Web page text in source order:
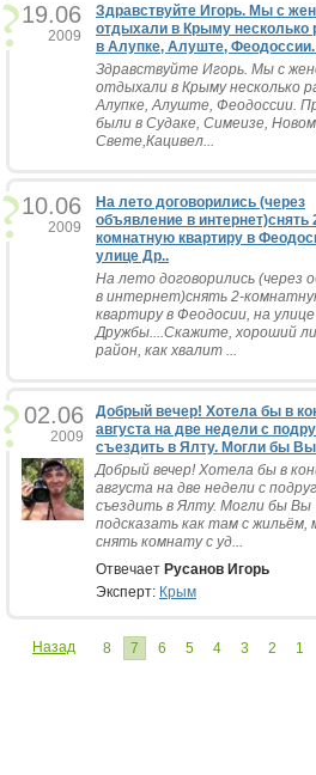
19.06
2009
Здравствуйте Игорь. Мы с
отдыхали в Крыму несколько
в Алупке, Алуште,
Здравствуйте Игорь. Мы с
отдыхали в Крыму несколько
Алупке, Алуште, Феодоссии.
были в Судаке, Симеизе, Новом
Свете,Кацивел...
10.06
2009
На лето договорились (через
объявление в интернет)снять
комнатную квартиру в
улице Др..
На лето договорились (через
в интернет)снять 2-
квартиру в Феодосии, на улице
Дружбы....Скажите, хороший
район, как хвалит ...
02.06
2009
Добрый вечер! Хотела бы в
августа на две недели с
съездить в Ялту. Могли бы Вы
Добрый вечер! Хотела бы в
августа на две недели с
съездить в Ялту. Могли бы Вы
подсказать как там с жильём,
снять комнату с уд...
Отвечает Русанов Игорь
Эксперт: Крым
Назад 8 7 6 5 4 3 2 1